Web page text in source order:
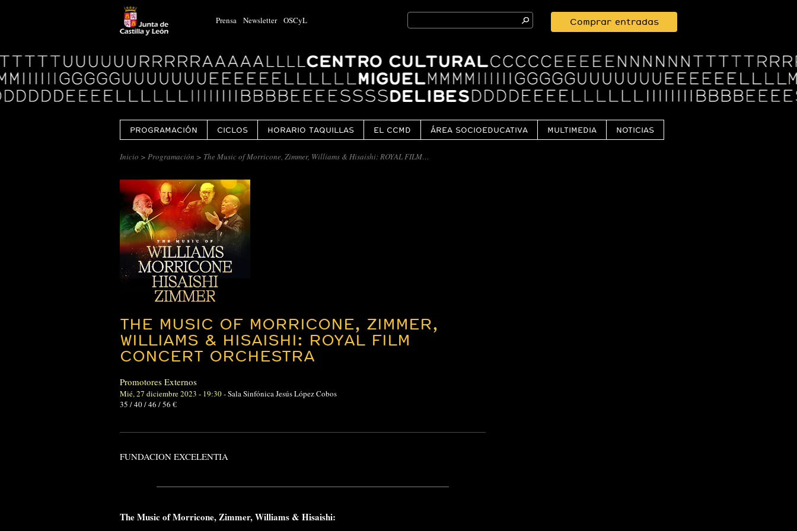
Prensa Newsletter OSCyL
Search
for:
Comprar entradas
Logo
Centro
Cultural
Miguel
Delibes
PROGRAMACIÓN CICLOS HORARIO TAQUILLAS EL CCMD ÁREA SOCIOEDUCATIVA MULTIMEDIA NOTICIAS
Inicio > Programación > The Music of Morricone, Zimmer, Williams & Hisaishi: ROYAL FILM…
THE MUSIC OF MORRICONE, ZIMMER,
WILLIAMS & HISAISHI: ROYAL FILM
CONCERT ORCHESTRA
Promotores Externos
Mié, 27 diciembre 2023 - 19:30-Sala Sinfónica Jesús López Cobos
35 / 40 / 46 / 56 €
FUNDACION EXCELENTIA
The Music of Morricone, Zimmer, Williams & Hisaishi: